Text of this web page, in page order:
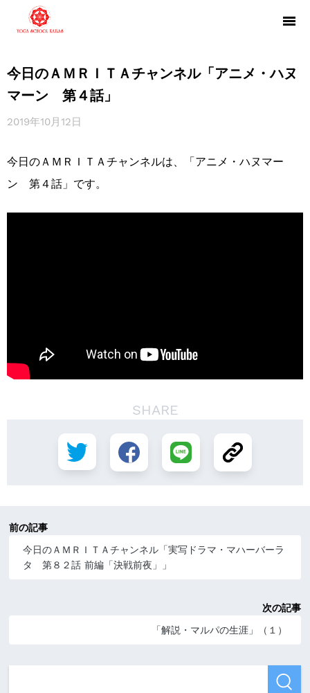
今日のＡＭＲＩＴＡチャンネル「アニメ・ハヌ
マーン 第４話」
2019年10月12日
今日のＡＭＲＩＴＡチャンネルは、「アニメ・ハヌマー
ン 第４話」です。
SHARE
前の記事
今日のＡＭＲＩＴＡチャンネル「実写ドラマ・マハーバーラ
タ 第８２話 前編「決戦前夜」」
次の記事
「解説・マルパの生涯」（１）